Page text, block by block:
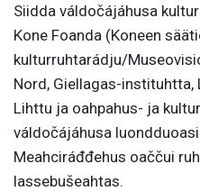
Siidda váldočájáhusa
Kone Foanda (Koneen
kulturruhtarádju/
Nord, Giellagas-instituhtta,
Lihttu ja oahpahus- ja
váldočájáhusa
Meahciráđđehus oaččui
lassebušeahtas.